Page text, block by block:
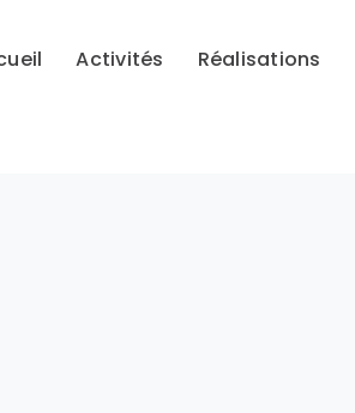
Activités Réalisations